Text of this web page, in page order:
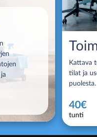
Kattava
tilat ja
puolesta.
40€
tunti